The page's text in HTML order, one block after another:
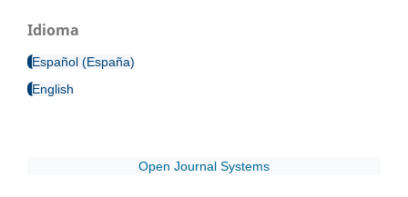
Idioma
Español (España)
English
Open Journal Systems